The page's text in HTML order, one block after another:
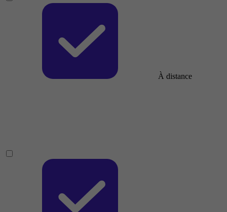
À distance